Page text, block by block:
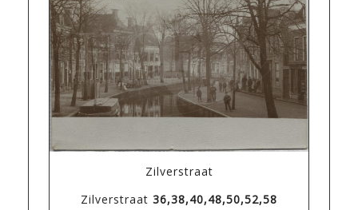
Zilverstraat
Zilverstraat 36,38,40,48,50,52,58